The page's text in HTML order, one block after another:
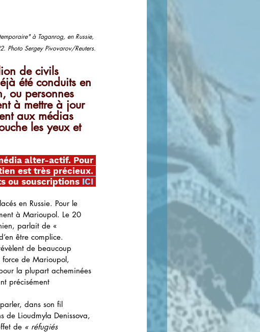
à Taganrog, en Russie,
Photo Sergey Pivovarov/Reuters.
de civils
été conduits en
ou personnes
à mettre à jour
aux médias
les yeux et
alter-actif. Pour
est très précieux.
ou souscriptions ICI
en Russie. Pour le
à Marioupol. Le 20
parlait de «
être complice.
de beaucoup
de Marioupol,
la plupart acheminées
précisément
dans son fil
de Lioudmyla Denissova,
de « réfugiés